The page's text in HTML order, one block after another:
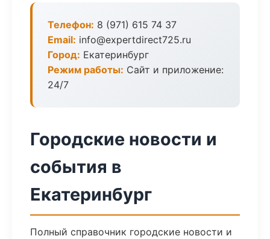
Телефон: 8 (971) 615 74 37
Email: info@expertdirect725.ru
Город: Екатеринбург
Режим работы: Сайт и приложение:
24/7
Городские новости и
события в
Екатеринбург
Полный справочник городские новости и